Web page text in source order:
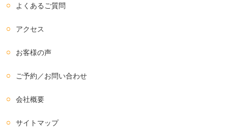
よくあるご質問
アクセス
お客様の声
ご予約／お問い合わせ
会社概要
サイトマップ